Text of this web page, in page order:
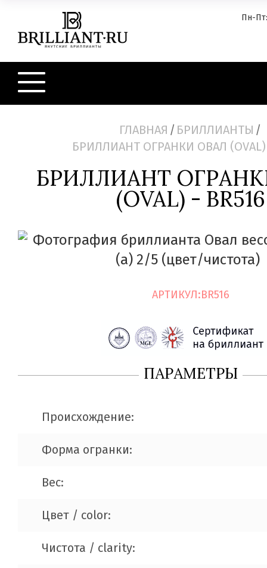
Пн-
ГЛАВНАЯ / БРИЛЛИАНТЫ /
БРИЛЛИАНТ ОГРАНКИ ОВАЛ (OVAL)
БРИЛЛИАНТ
(OVAL) - BR516
АРТИКУЛ:BR516
ПАРАМЕТРЫ
Происхождение:
Форма огранки:
Вес:
Цвет / color:
Чистота / clarity: